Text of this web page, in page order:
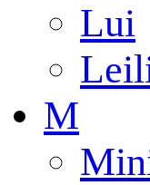
Lui
M